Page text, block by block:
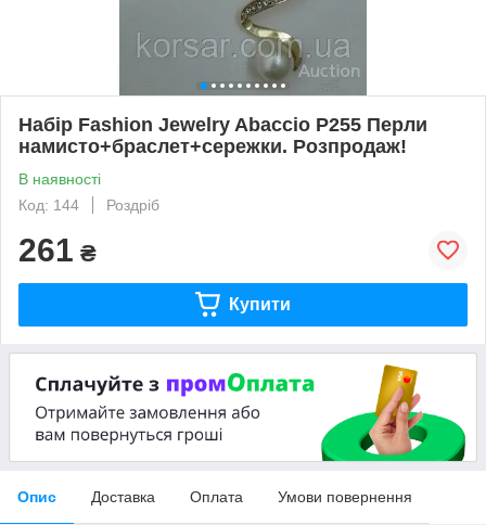
Набір Fashion Jewelry Abaccio P255 Перли
намисто+браслет+сережки. Розпродаж!
В наявності
Код: 144
Роздріб
261 ₴
Купити
Опис Доставка Оплата Умови повернення